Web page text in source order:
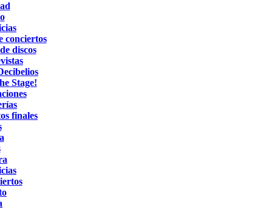
conciertos
discos
Stage!
finales